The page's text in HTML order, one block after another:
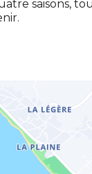
saisons,